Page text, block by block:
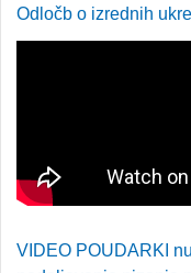
Odločb o izrednih
VIDEO POUDARKI